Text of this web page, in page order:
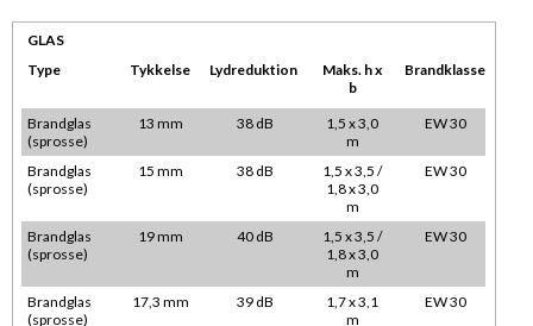
GLAS
Type
Tykkelse Lydreduktion
Maks. h x
b
Brandklasse
Brandglas
(sprosse)
13 mm 38 dB
1,5 x 3,0
m
EW 30
Brandglas
(sprosse)
15 mm 38 dB
1,5 x 3,5 /
1,8 x 3,0
m
EW 30
Brandglas
(sprosse)
19 mm 40 dB
1,5 x 3,5 /
1,8 x 3,0
m
EW 30
Brandglas
(sprosse)
17,3 mm 39 dB
1,7 x 3,1
m
EW 30